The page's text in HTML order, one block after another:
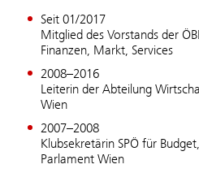
Seit 01/2017
Mitglied des Vorstands der
Finanzen, Markt, Services
2008–2016
Leiterin der Abteilung
Wien
2007–2008
Klubsekretärin SPÖ für
Parlament Wien